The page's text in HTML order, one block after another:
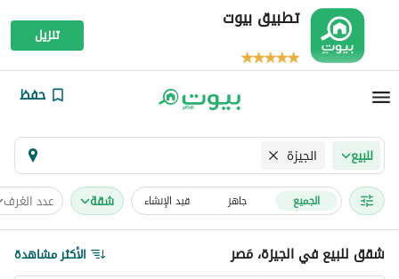
تطبيق بيوت
تنزيل
حفظ
للبيع الجيزة
الجميع جاهز قيد الإنشاء شقة عدد الغرف
شقق للبيع في الجيزة، مَصر الأكثر مشاهدة